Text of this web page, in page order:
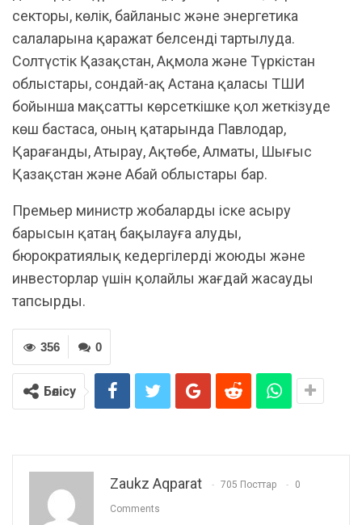
секторы, көлік, байланыс және энергетика
салаларына қаражат белсенді тартылуда.
Солтүстік Қазақстан, Ақмола және Түркістан
облыстары, сондай-ақ Астана қаласы ТШИ
бойынша мақсатты көрсеткішке қол жеткізуде
көш бастаса, оның қатарында Павлодар,
Қарағанды, Атырау, Ақтөбе, Алматы, Шығыс
Қазақстан және Абай облыстары бар.
Премьер министр жобаларды іске асыру
барысын қатаң бақылауға алуды,
бюрократиялық кедергілерді жоюды және
инвесторлар үшін қолайлы жағдай жасауды
тапсырды.
0
356
Бөлісу
Zaukz Aqparat 705 Посттар 0
Comments